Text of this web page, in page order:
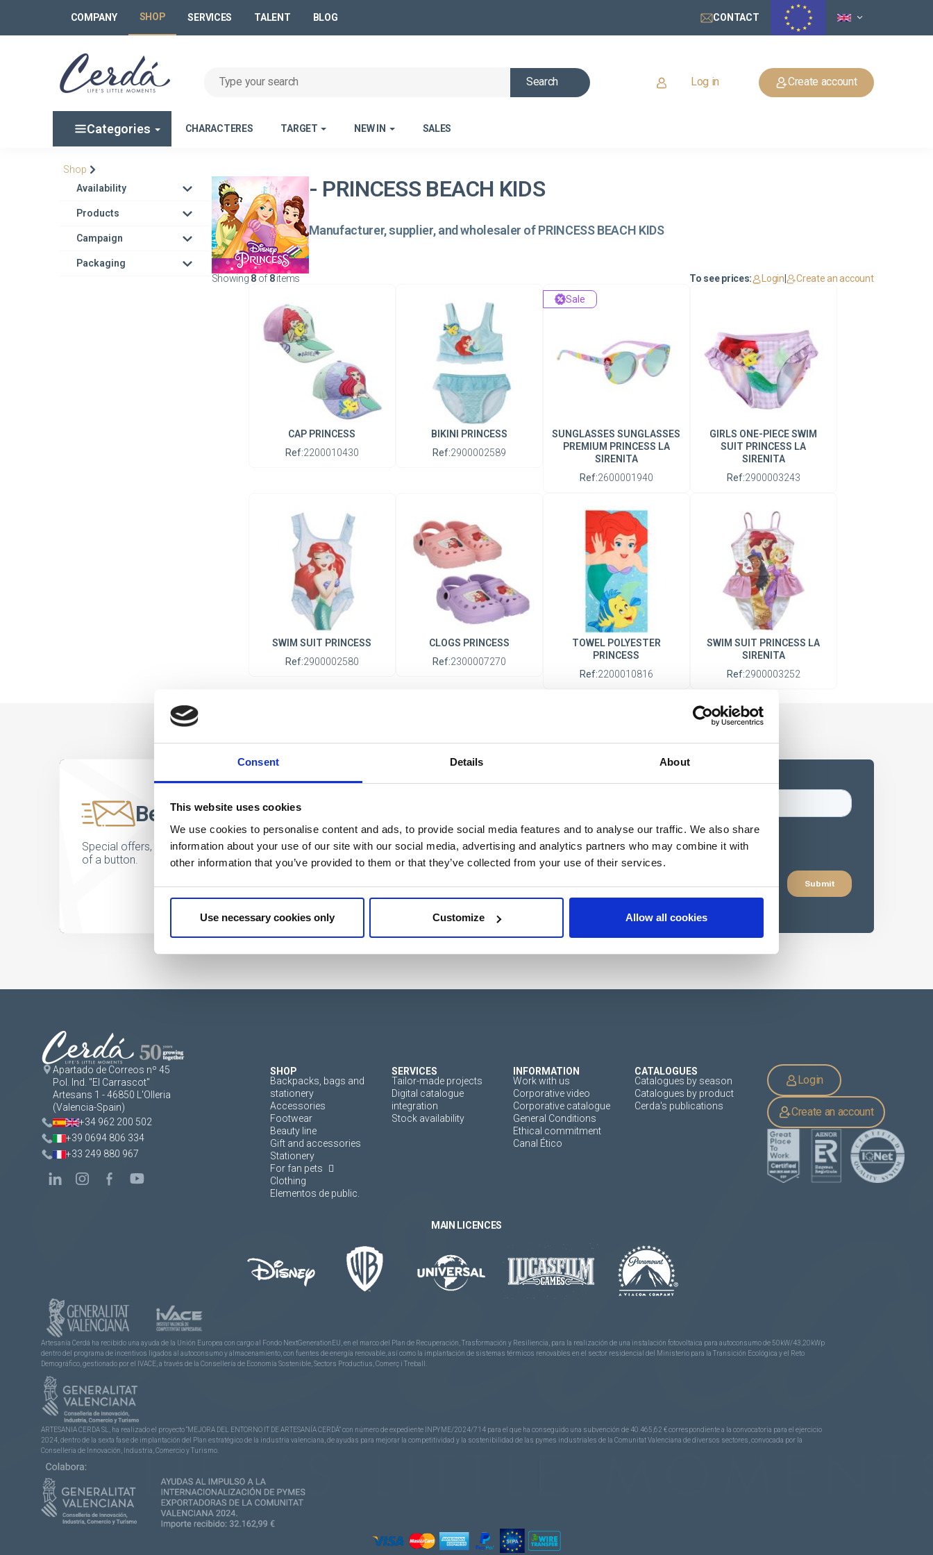
Consent Details About
This website uses cookies
We use cookies to personalise content and ads, to provide social media features and to analyse our traffic. We also share
information about your use of our site with our social media, advertising and analytics partners who may combine it with
other information that you’ve provided to them or that they’ve collected from your use of their services.
Use necessary cookies only Customize Allow all cookies
COMPANY SHOP SERVICES TALENT BLOG CONTACT
Search Log in Create account
Categories CHARACTERES TARGET NEW IN SALES
Shop
Availability
Products
Campaign
Packaging
- PRINCESS BEACH KIDS
Manufacturer, supplier, and wholesaler of PRINCESS BEACH KIDS
Showing 8 of 8items To see prices: Login| Create an account
CAP PRINCESS
Ref:2200010430
BIKINI PRINCESS
Ref:2900002589
SUNGLASSES SUNGLASSES
PREMIUM PRINCESS LA
SIRENITA
Ref:2600001940
Sale
GIRLS ONE-PIECE SWIM
SUIT PRINCESS LA
SIRENITA
Ref:2900003243
SWIM SUIT PRINCESS
Ref:2900002580
CLOGS PRINCESS
Ref:2300007270
TOWEL POLYESTER
PRINCESS
Ref:2200010816
SWIM SUIT PRINCESS LA
SIRENITA
Ref:2900003252
Be the first to know
Special offers, events and news from the world of licensing, all at the click
of a button.
Apartado de Correos nº 45
Pol. Ind. "El Carrascot"
Artesans 1 - 46850 L'Olleria
(Valencia-Spain)
+34 962 200 502
+39 0694 806 334
+33 249 880 967
SHOP
Backpacks, bags and
stationery
Accessories
Footwear
Beauty line
Gift and accessories
Stationery
For fan pets
Clothing
Elementos de public.
SERVICES
Tailor-made projects
Digital catalogue
integration
Stock availability
INFORMATION
Work with us
Corporative video
Corporative catalogue
General Conditions
Ethical commitment
Canal Ético
CATALOGUES
Catalogues by season
Catalogues by product
Cerda's publications
Login
Create an account
MAIN LICENCES
Artesanía Cerdá ha recibido una ayuda de la Unión Europea con cargo al Fondo NextGenerationEU, en el marco del Plan de Recuperación, Trasformación y Resiliencia, para la realización de una instalación fotovoltaica para autoconsumo de 50kW/43,20kWp
dentro del programa de incentivos ligados al autoconsumo y almacenamiento, con fuentes de energía renovable, así como la implantación de sistemas térmicos renovables en el sector residencial del Ministerio para la Transición Ecológica y el Reto
Demográfico, gestionado por el IVACE, a través de la Consellería de Economía Sostenible, Sectors Productius, Comerç i Treball.
ARTESANIA CERDA SL, ha realizado el proyecto “MEJORA DEL ENTORNO IT DE ARTESANÍA CERDÁ” con número de expediente INPYME/2024/714 para el que ha conseguido una subvención de 40.465,62 € correspondiente a la convocatoria para el ejercicio
2024, dentro de la sexta fase de implantación del Plan estratégico de la industria valenciana, de ayudas para mejorar la competitividad y la sostenibilidad de las pymes industriales de la Comunitat Valenciana de diversos sectores, convocada por la
Conselleria de Innovación, Industria, Comercio y Turismo.